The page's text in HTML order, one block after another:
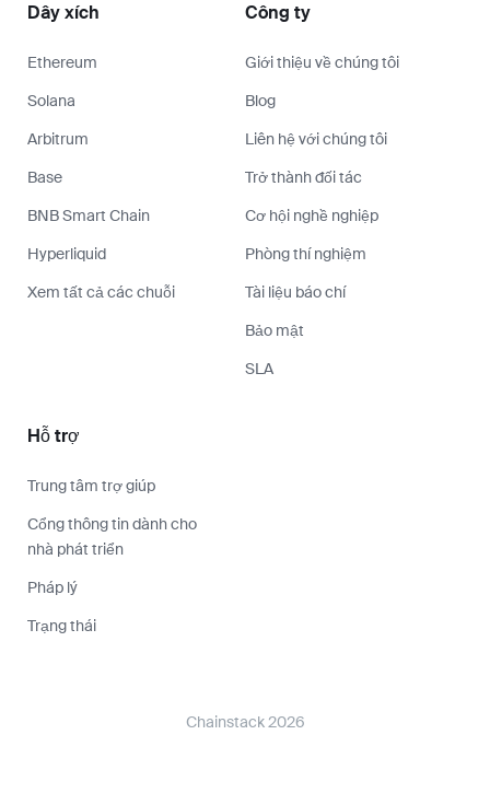
Dây xích
Ethereum
Solana
Arbitrum
Base
BNB Smart Chain
Hyperliquid
Xem tất cả các chuỗi
Công ty
Giới thiệu về chúng tôi
Blog
Liên hệ với chúng tôi
Trở thành đối tác
Cơ hội nghề nghiệp
Phòng thí nghiệm
Tài liệu báo chí
Bảo mật
SLA
Hỗ trợ
Trung tâm trợ giúp
Cổng thông tin dành cho
nhà phát triển
Pháp lý
Trạng thái
Chainstack 2026